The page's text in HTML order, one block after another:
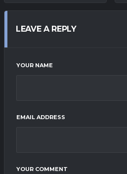
LEAVE A REPLY
YOUR NAME
EMAIL ADDRESS
YOUR COMMENT